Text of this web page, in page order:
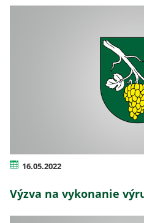
16.05.2022
Výzva na vykonanie